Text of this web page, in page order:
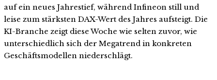
auf ein neues Jahrestief, während Infineon still und
leise zum stärksten DAX-Wert des Jahres aufsteigt. Die
KI-Branche zeigt diese Woche wie selten zuvor, wie
unterschiedlich sich der Megatrend in konkreten
Geschäftsmodellen niederschlägt.